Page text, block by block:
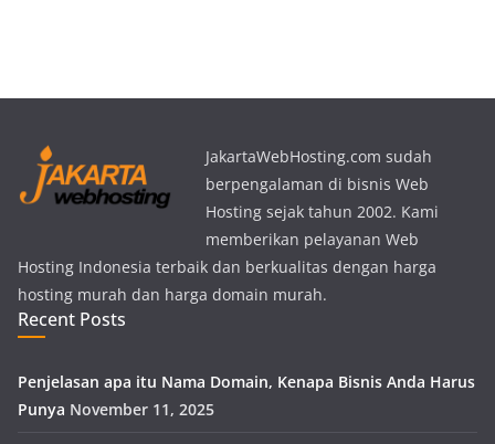
JakartaWebHosting.com sudah
berpengalaman di bisnis Web
Hosting sejak tahun 2002. Kami
memberikan pelayanan Web
Hosting Indonesia terbaik dan berkualitas dengan harga
hosting murah dan harga domain murah.
Recent Posts
Penjelasan apa itu Nama Domain, Kenapa Bisnis Anda Harus
Punya November 11, 2025